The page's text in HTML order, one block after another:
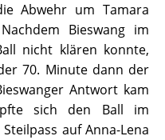
Abwehr um Tamara
Bieswang im
nicht klären konnte,
70. Minute dann der
Antwort kam
sich den Ball im
auf Anna-Lena